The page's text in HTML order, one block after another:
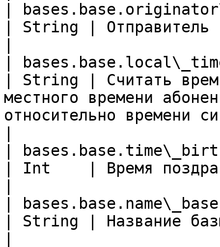
|
| String | Отправитель
|
| String | Считать
местного времени
относительно времени
|
| Int    | Время
| bases.base.name\_base
| String | Название